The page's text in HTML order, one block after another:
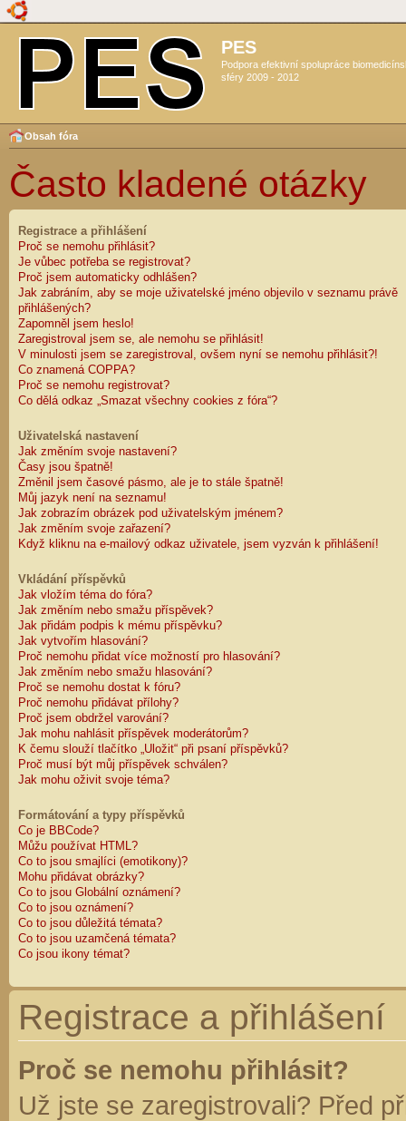
PES
Podpora efektivní spolupráce
sféry 2009 - 2012
Obsah fóra
Často kladené otázky
Registrace a přihlášení
Proč se nemohu přihlásit?
Je vůbec potřeba se registrovat?
Proč jsem automaticky odhlášen?
Jak zabráním, aby se moje uživatelské jméno objevilo v seznamu právě
přihlášených?
Zapomněl jsem heslo!
Zaregistroval jsem se, ale nemohu se přihlásit!
V minulosti jsem se zaregistroval, ovšem nyní se nemohu přihlásit?!
Co znamená COPPA?
Proč se nemohu registrovat?
Co dělá odkaz „Smazat všechny cookies z fóra“?
Uživatelská nastavení
Jak změním svoje nastavení?
Časy jsou špatně!
Změnil jsem časové pásmo, ale je to stále špatně!
Můj jazyk není na seznamu!
Jak zobrazím obrázek pod uživatelským jménem?
Jak změním svoje zařazení?
Když kliknu na e-mailový odkaz uživatele, jsem vyzván k přihlášení!
Vkládání příspěvků
Jak vložím téma do fóra?
Jak změním nebo smažu příspěvek?
Jak přidám podpis k mému příspěvku?
Jak vytvořím hlasování?
Proč nemohu přidat více možností pro hlasování?
Jak změním nebo smažu hlasování?
Proč se nemohu dostat k fóru?
Proč nemohu přidávat přílohy?
Proč jsem obdržel varování?
Jak mohu nahlásit příspěvek moderátorům?
K čemu slouží tlačítko „Uložit“ při psaní příspěvků?
Proč musí být můj příspěvek schválen?
Jak mohu oživit svoje téma?
Formátování a typy příspěvků
Co je BBCode?
Můžu používat HTML?
Co to jsou smajlíci (emotikony)?
Mohu přidávat obrázky?
Co to jsou Globální oznámení?
Co to jsou oznámení?
Co to jsou důležitá témata?
Co to jsou uzamčená témata?
Co jsou ikony témat?
Registrace a přihlášení
Proč se nemohu přihlásit?
Už jste se zaregistrovali? Před